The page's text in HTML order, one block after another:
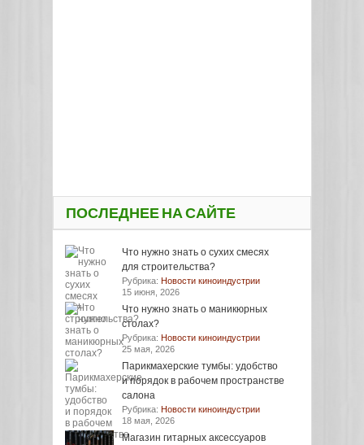
ПОСЛЕДНЕЕ НА САЙТЕ
Что нужно знать о сухих смесях
для строительства?
Рубрика: Новости киноиндустрии
15 июня, 2026
Что нужно знать о маникюрных
столах?
Рубрика: Новости киноиндустрии
25 мая, 2026
Парикмахерские тумбы: удобство
и порядок в рабочем пространстве
салона
Рубрика: Новости киноиндустрии
18 мая, 2026
Магазин гитарных аксессуаров